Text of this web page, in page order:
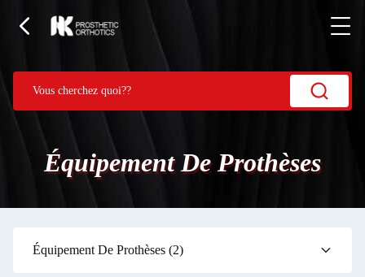
Équipement De Prothèses
Équipement De Prothèses (2)